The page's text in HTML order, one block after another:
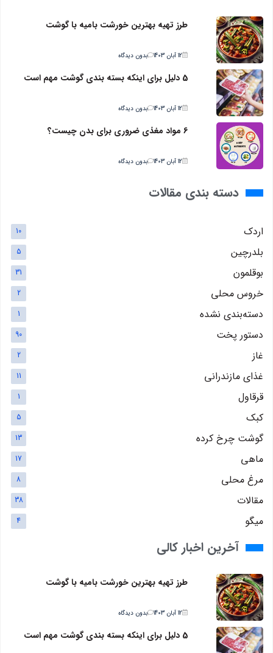
طرز تهیه بهترین خورشت بامیه با گوشت
12 آبان 1403 بدون دیدگاه
5 دلیل برای اینکه بسته بندی گوشت مهم است
12 آبان 1403 بدون دیدگاه
6 مواد مغذی ضروری برای بدن چیست؟
12 آبان 1403 بدون دیدگاه
دسته بندی مقالات
اردک 10
بلدرچین 5
بوقلمون 31
خروس محلی 2
دسته‌بندی نشده 1
دستور پخت 90
غاز 2
غذای مازندرانی 11
قرقاول 1
کبک 5
گوشت چرخ کرده 13
ماهی 17
مرغ محلی 8
مقالات 38
میگو 4
آخرین اخبار کالی
طرز تهیه بهترین خورشت بامیه با گوشت
12 آبان 1403 بدون دیدگاه
5 دلیل برای اینکه بسته بندی گوشت مهم است